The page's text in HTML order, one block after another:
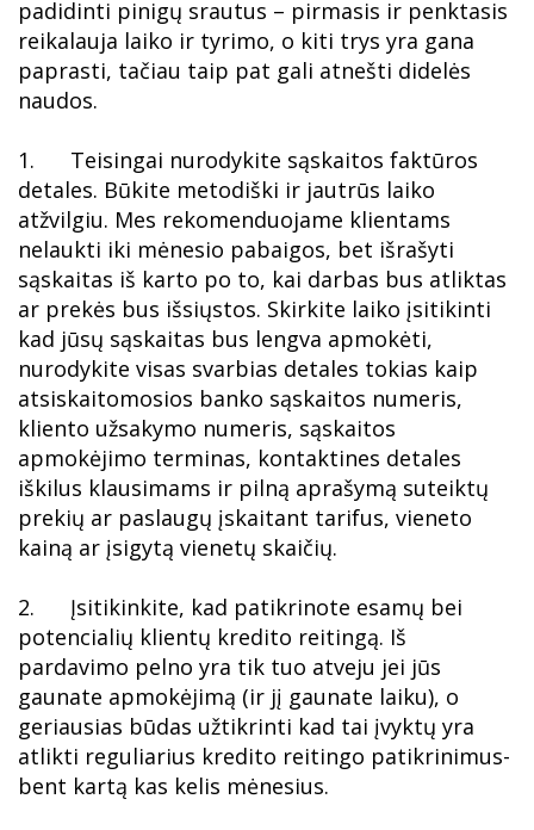
padidinti pinigų srautus – pirmasis ir penktasis
reikalauja laiko ir tyrimo, o kiti trys yra gana
paprasti, tačiau taip pat gali atnešti didelės
naudos.
1. Teisingai nurodykite sąskaitos faktūros
detales. Būkite metodiški ir jautrūs laiko
atžvilgiu. Mes rekomenduojame klientams
nelaukti iki mėnesio pabaigos, bet išrašyti
sąskaitas iš karto po to, kai darbas bus atliktas
ar prekės bus išsiųstos. Skirkite laiko įsitikinti
kad jūsų sąskaitas bus lengva apmokėti,
nurodykite visas svarbias detales tokias kaip
atsiskaitomosios banko sąskaitos numeris,
kliento užsakymo numeris, sąskaitos
apmokėjimo terminas, kontaktines detales
iškilus klausimams ir pilną aprašymą suteiktų
prekių ar paslaugų įskaitant tarifus, vieneto
kainą ar įsigytą vienetų skaičių.
2. Įsitikinkite, kad patikrinote esamų bei
potencialių klientų kredito reitingą. Iš
pardavimo pelno yra tik tuo atveju jei jūs
gaunate apmokėjimą (ir jį gaunate laiku), o
geriausias būdas užtikrinti kad tai įvyktų yra
atlikti reguliarius kredito reitingo patikrinimus-
bent kartą kas kelis mėnesius.